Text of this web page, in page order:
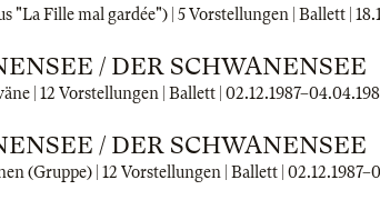
"La Fille mal gardée") | 5 Vorstellungen | Ballett |
/ DER SCHWANENSEE
| 12 Vorstellungen | Ballett | 02.12.1987–
/ DER SCHWANENSEE
(Gruppe) | 12 Vorstellungen | Ballett | 02.12.1987–